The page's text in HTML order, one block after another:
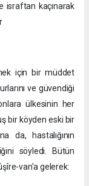
israftan kaçınarak
için bir müddet
ve güvendiği
ülkesinin her
bir köyden eski bir
da, hastalığının
söyledi. Bütün
van'a gelerek: